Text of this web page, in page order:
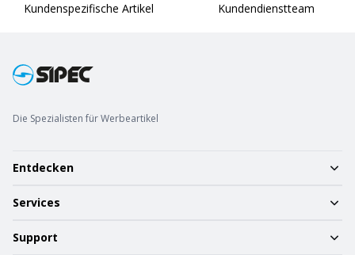
Kundenspezifische Artikel Kundendienstteam
Die Spezialisten für Werbeartikel
Entdecken
Services
Support